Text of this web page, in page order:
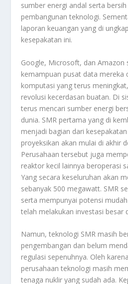
sumber energi andal serta
pembangunan teknologi.
laporan keuangan yang di
kesepakatan ini.
Google, Microsoft, dan Amazon
kemampuan pusat data mereka
komputasi yang terus
revolusi kecerdasan buatan. Di
terus mencari sumber energi
dunia. SMR pertama yang di
menjadi bagian dari
proyeksikan akan mulai di akhir
Perusahaan tersebut juga
reaktor kecil lainnya beroperasi
Yang secara keseluruhan akan
sebanyak 500 megawatt. SMR
serta mempunyai potensi
telah melakukan investasi besar
Namun, teknologi SMR masih
pengembangan dan belum
regulasi sepenuhnya. Oleh
perusahaan teknologi masih
tenaga nuklir yang sudah ada.